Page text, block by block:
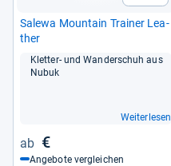
Salewa Moun­tain Trai­ner Lea­
ther
Klet­ter-​ und Wan­der­schuh aus
Nubuk
Weiterlesen
€
Angebote vergleichen